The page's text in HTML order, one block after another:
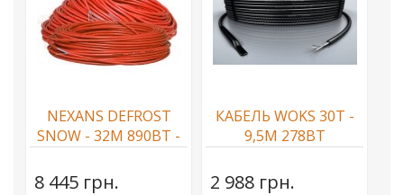
NEXANS DEFROST
SNOW - 32М 890ВТ -
КАБЕЛЬ
8 445 грн.
КАБЕЛЬ WOKS 30T -
9,5М 278ВТ
2 988 грн.